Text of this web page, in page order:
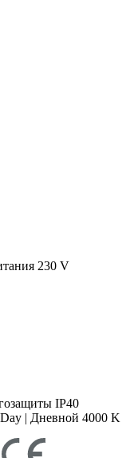
230 V
IP40
Day | Дневной 4000 K